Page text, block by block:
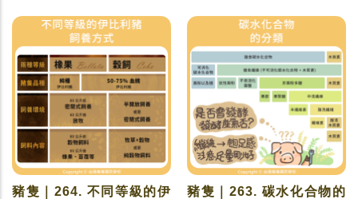
豬隻｜264. 不同等級的伊
豬隻｜263. 碳水化合物的